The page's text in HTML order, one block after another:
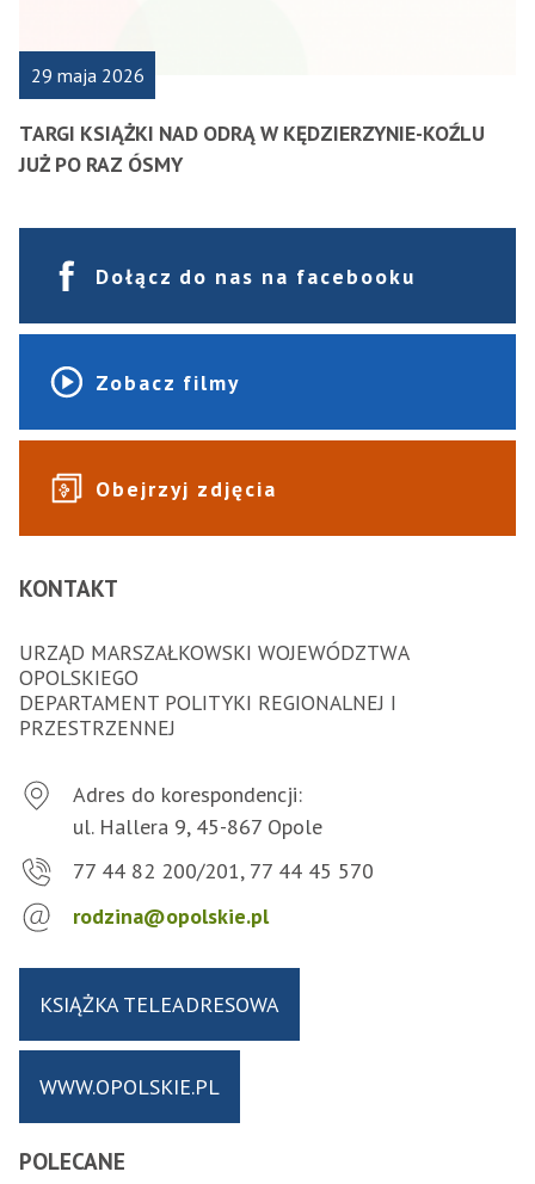
29 maja 2026
TARGI KSIĄŻKI NAD ODRĄ W KĘDZIERZYNIE-KOŹLU
JUŻ PO RAZ ÓSMY
Dołącz do nas na facebooku
Zobacz filmy
Obejrzyj zdjęcia
KONTAKT
URZĄD MARSZAŁKOWSKI WOJEWÓDZTWA
OPOLSKIEGO
DEPARTAMENT POLITYKI REGIONALNEJ I
PRZESTRZENNEJ
Adres do korespondencji:
ul. Hallera 9, 45-867 Opole
77 44 82 200/201, 77 44 45 570
rodzina@opolskie.pl
KSIĄŻKA TELEADRESOWA
WWW.OPOLSKIE.PL
POLECANE